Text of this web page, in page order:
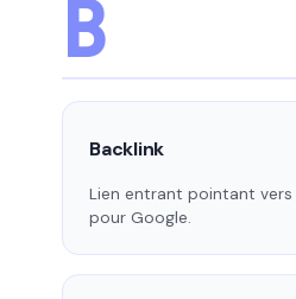
B
Backlink
Lien entrant pointant
pour Google.